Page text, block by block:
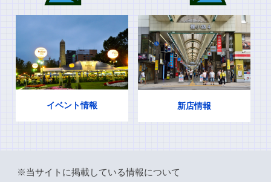
イベント情報 新店情報
※当サイトに掲載している情報について